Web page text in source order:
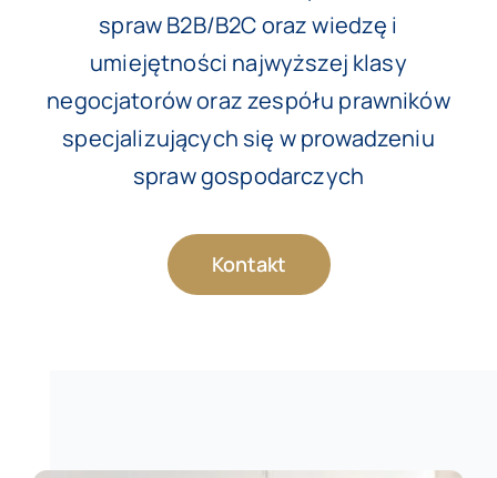
spraw B2B/B2C oraz wiedzę i
umiejętności najwyższej klasy
negocjatorów oraz zespółu prawników
specjalizujących się w prowadzeniu
spraw gospodarczych
Kontakt